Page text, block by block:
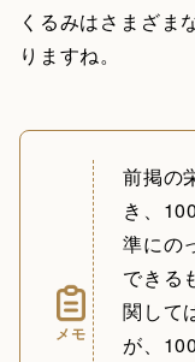
くるみはさまざま
りますね。
メモ
前掲の
き、
準にの
できる
関して
が、